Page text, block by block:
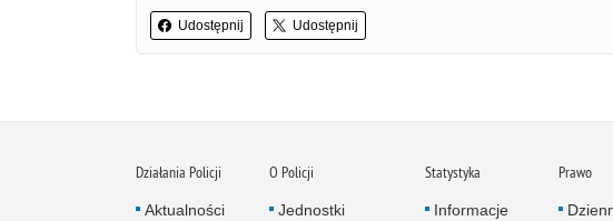
Udostępnij Udostępnij
Działania Policji
Aktualności
O Policji
Jednostki
Statystyka
Informacje
Prawo